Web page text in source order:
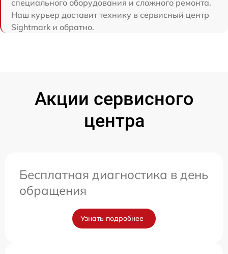
специального оборудования и сложного ремонта.
Наш курьер доставит технику в сервисный центр
Sightmark и обратно.
Акции сервисного
центра
Бесплатная диагностика в день
обращения
Узнать подробнее